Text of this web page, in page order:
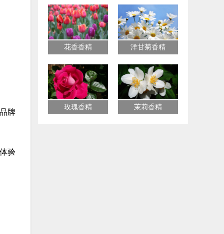
牌
验
花香香精 洋甘菊香精
玫瑰香精 茉莉香精